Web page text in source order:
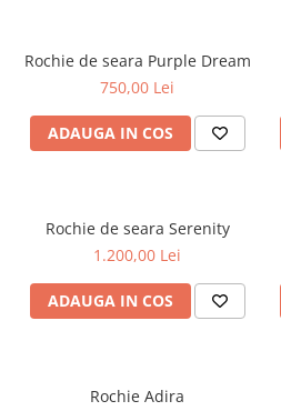
Rochie de seara Purple Dream
750,00 Lei
ADAUGA IN COS
Rochie de seara Serenity
1.200,00 Lei
ADAUGA IN COS
Rochie Adira